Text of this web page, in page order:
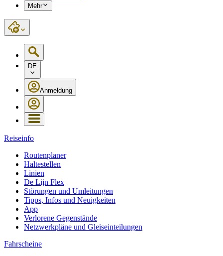
Mehr
DE
Anmeldung
Reiseinfo
Routenplaner
Haltestellen
Linien
De Lijn Flex
Störungen und Umleitungen
Tipps, Infos und Neuigkeiten
App
Verlorene Gegenstände
Netzwerkpläne und Gleiseinteilungen
Fahrscheine